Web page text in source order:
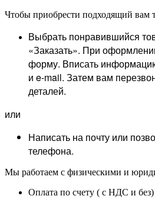
Чтобы приобрести подходящий вам
Выбрать понравившийся
«Заказать». При
форму. Вписать
и e-mail. Затем вам
деталей.
или
Написать на почту или
телефона.
Мы работаем с физическими и
Оплата по счету ( с НДС и без)